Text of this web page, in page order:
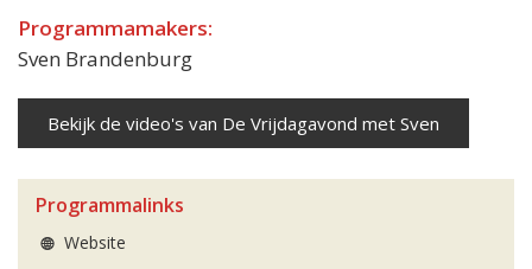
Programmamakers:
Sven Brandenburg
Bekijk de video's van De Vrijdagavond met Sven
Programmalinks
Website